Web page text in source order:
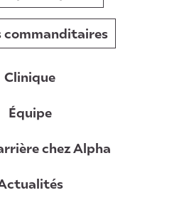
commanditaires
Clinique
Équipe
chez Alpha